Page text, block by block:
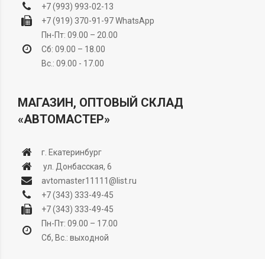
+7 (993) 993-02-13
+7 (919) 370-91-97WhatsApp
Пн-Пт: 09.00 – 20.00
Сб: 09.00 – 18.00
Вс.: 09.00 - 17.00
МАГАЗИН, ОПТОВЫЙ СКЛАД
«АВТОМАСТЕР»
г. Екатеринбург
ул. Донбасская, 6
avtomaster11111@list.ru
+7 (343) 333-49-45
+7 (343) 333-49-45
Пн-Пт: 09.00 – 17.00
Сб, Вс.: выходной